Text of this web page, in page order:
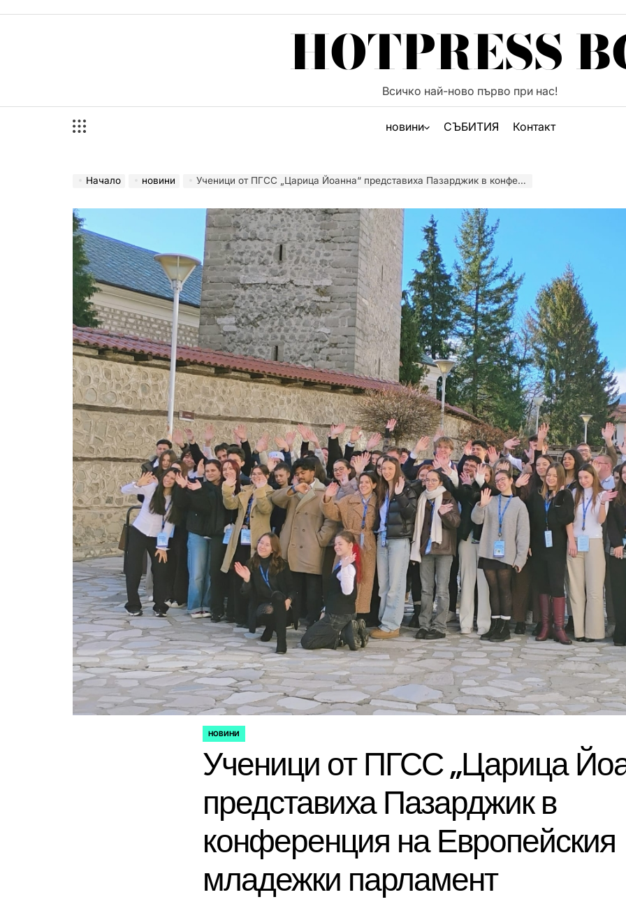
HOTPRESS
Всичко най-ново първо при нас!
новини СЪБИТИЯ Контакт
Начало новини Ученици от ПГСС „Царица Йоанна“ представиха Пазарджик в конференция на Европейския младежки парламент
POSTED
IN
НОВИНИ
Ученици от ПГСС „Царица
представиха Пазарджик в
конференция на Европейския
младежки парламент